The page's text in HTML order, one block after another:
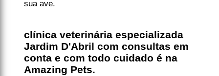
sua ave.
clínica veterinária especializada
Jardim D'Abril com consultas em
conta e com todo cuidado é na
Amazing Pets.